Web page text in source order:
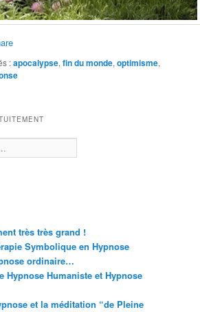
:apocalypse, fin du monde, optimisme,
très très grand !
Symbolique en Hypnose
ordinaire…
Hypnose Humaniste et Hypnose
et la méditation “de Pleine